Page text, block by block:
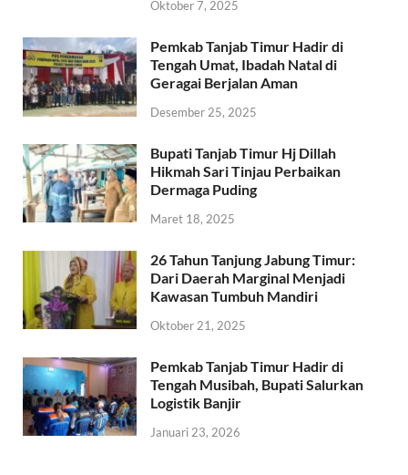
Oktober 7, 2025
Pemkab Tanjab Timur Hadir di
Tengah Umat, Ibadah Natal di
Geragai Berjalan Aman
Desember 25, 2025
Bupati Tanjab Timur Hj Dillah
Hikmah Sari Tinjau Perbaikan
Dermaga Puding
Maret 18, 2025
26 Tahun Tanjung Jabung Timur:
Dari Daerah Marginal Menjadi
Kawasan Tumbuh Mandiri
Oktober 21, 2025
Pemkab Tanjab Timur Hadir di
Tengah Musibah, Bupati Salurkan
Logistik Banjir
Januari 23, 2026